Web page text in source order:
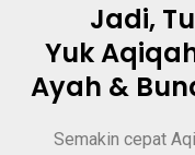
Jadi,
Yuk
Ayah &
Semakin cepat